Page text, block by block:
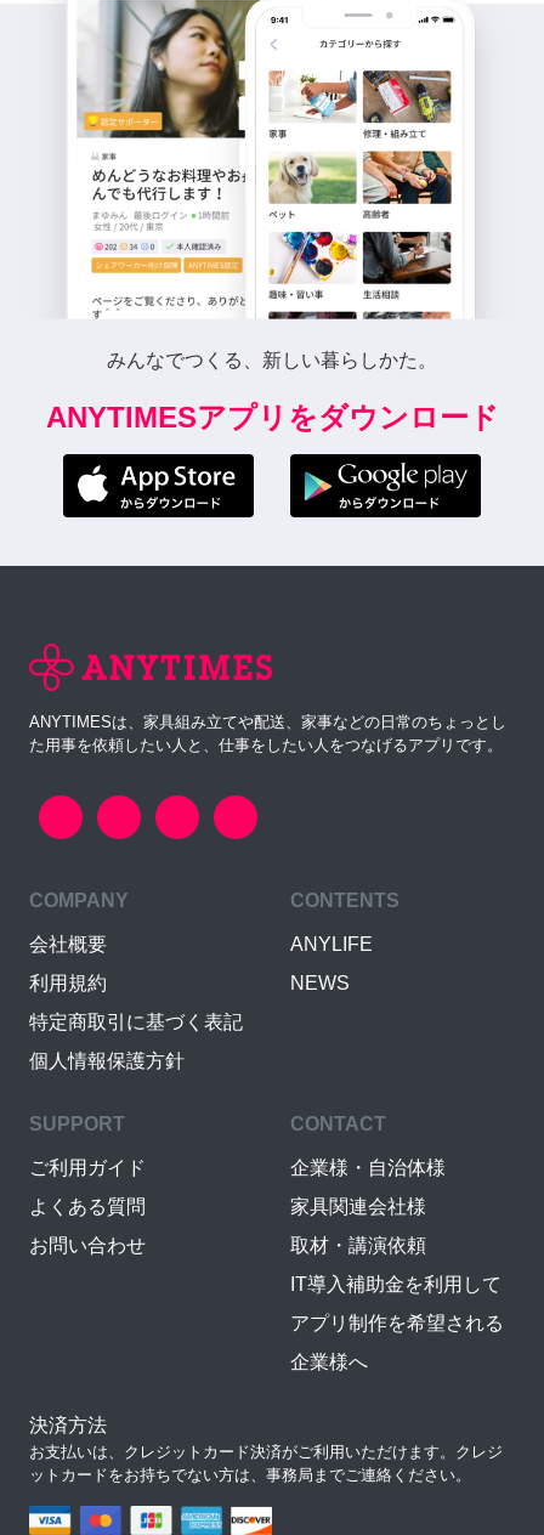
みんなでつくる、新しい暮らしかた。
ANYTIMESアプリをダウンロード
ANYTIMESは、家具組み立てや配送、家事などの日常のちょっとし
た用事を依頼したい人と、仕事をしたい人をつなげるアプリです。
COMPANY
会社概要
利用規約
特定商取引に基づく表記
個人情報保護方針
CONTENTS
ANYLIFE
NEWS
SUPPORT
ご利用ガイド
よくある質問
お問い合わせ
CONTACT
企業様・自治体様
家具関連会社様
取材・講演依頼
IT導入補助金を利用して
アプリ制作を希望される
企業様へ
決済方法
お支払いは、クレジットカード決済がご利用いただけます。クレジ
ットカードをお持ちでない方は、事務局までご連絡ください。